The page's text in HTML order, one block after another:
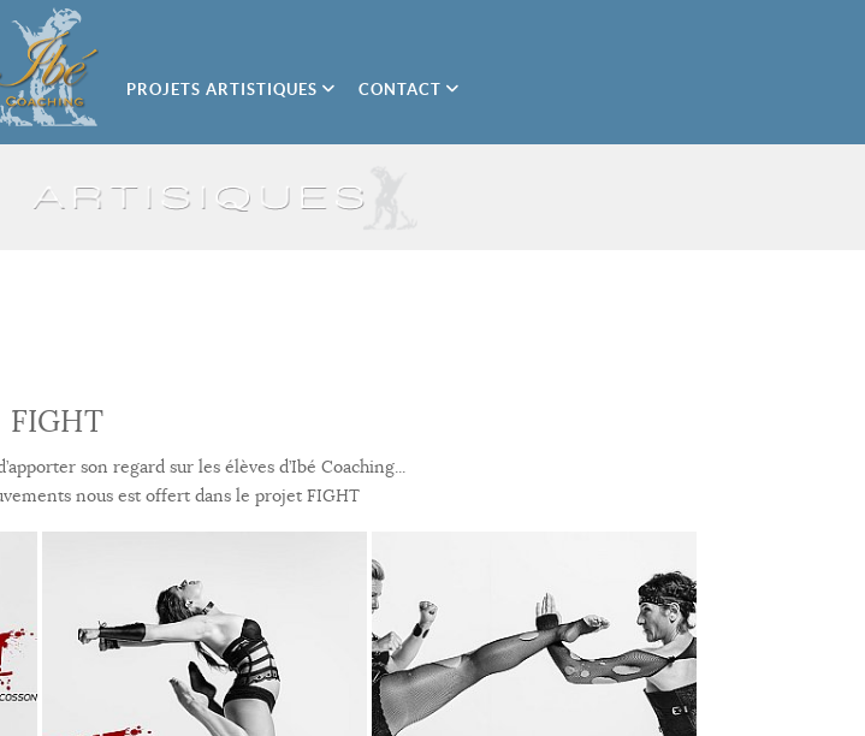
PROJETS ARTISTIQUES CONTACT
FIGHT
son regard sur les élèves d’Ibé Coaching...
nous est offert dans le projet FIGHT